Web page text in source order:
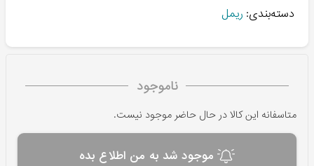
دسته‌بندی: ریمل
ناموجود
متاسفانه این کالا در حال حاضر موجود نیست.
موجود شد به من اطلاع بده